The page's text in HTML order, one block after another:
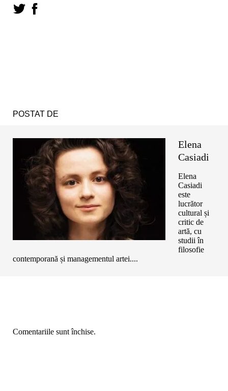
POSTAT DE
Elena
Casiadi
Elena
Casiadi
este
lucrător
cultural și
critic de
artă, cu
studii în
filosofie
contemporană și managementul artei....
Comentariile sunt închise.